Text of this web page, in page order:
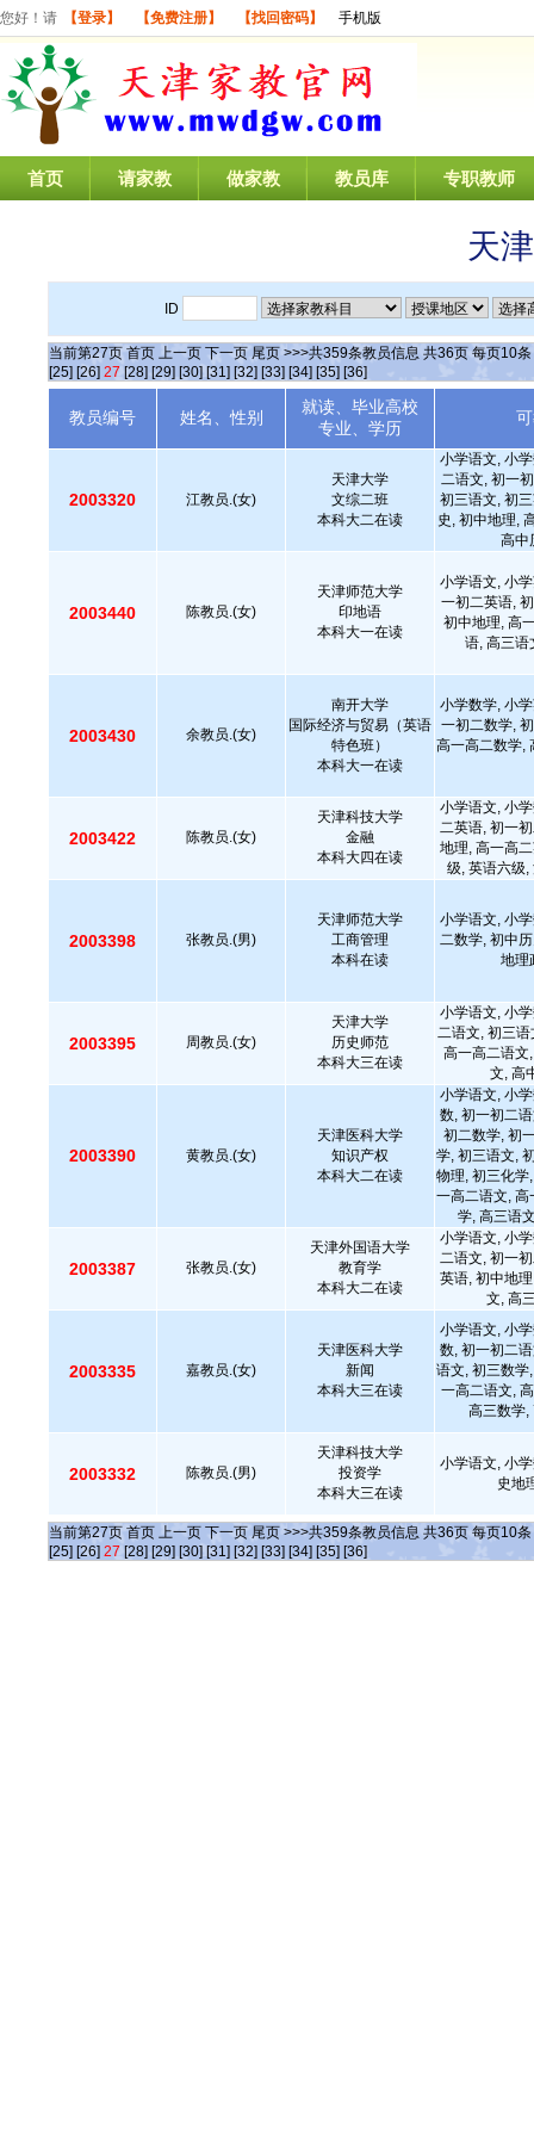
您好！请 【登录】 【免费注册】 【找回密码】 手机版
首页 请家教 做家教 教员库 专职教师
天
ID
当前第27页 首页 上一页 下一页 尾页 >>>共359条教员信息 共36页 每页10条
[25] [26] 27 [28] [29] [30] [31] [32] [33] [34] [35] [36]
教员编号 姓名、性别
就读、毕业高校
专业、学历
2003320 江教员.(女)
天津大学
文综二班
本科大二在读
小学语文, 小
二语文, 初一
初三语文, 初
史, 初中地理,
高中
2003440 陈教员.(女)
天津师范大学
印地语
本科大一在读
小学语文, 小
一初二英语,
初中地理, 高
语, 高三语
2003430 余教员.(女)
南开大学
国际经济与贸易（英语
特色班）
本科大一在读
小学数学, 小
一初二数学,
高一高二数学,
2003422 陈教员.(女)
天津科技大学
金融
本科大四在读
小学语文, 小
二英语, 初一
地理, 高一高
级, 英语六级,
2003398 张教员.(男)
天津师范大学
工商管理
本科在读
小学语文, 小
二数学, 初中
地理
2003395 周教员.(女)
天津大学
历史师范
本科大三在读
小学语文, 小
二语文, 初三
高一高二语文
文, 高
2003390 黄教员.(女)
天津医科大学
知识产权
本科大二在读
小学语文, 小
数, 初一初二
初二数学, 初
学, 初三语文,
物理, 初三化学
一高二语文, 高
学, 高三语
2003387 张教员.(女)
天津外国语大学
教育学
本科大二在读
小学语文, 小
二语文, 初一
英语, 初中地
文, 高
2003335 嘉教员.(女)
天津医科大学
新闻
本科大三在读
小学语文, 小
数, 初一初二
语文, 初三数学
一高二语文,
高三数学,
2003332 陈教员.(男)
天津科技大学
投资学
本科大三在读
小学语文, 小
史地
当前第27页 首页 上一页 下一页 尾页 >>>共359条教员信息 共36页 每页10条
[25] [26] 27 [28] [29] [30] [31] [32] [33] [34] [35] [36]